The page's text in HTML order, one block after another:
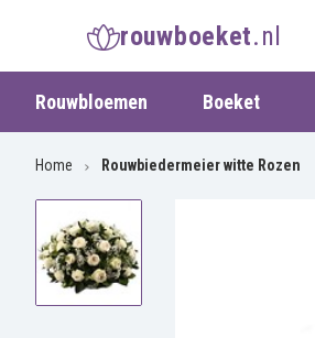
rouwboeket.nl
Rouwbloemen Boeket
Home Rouwbiedermeier witte Rozen